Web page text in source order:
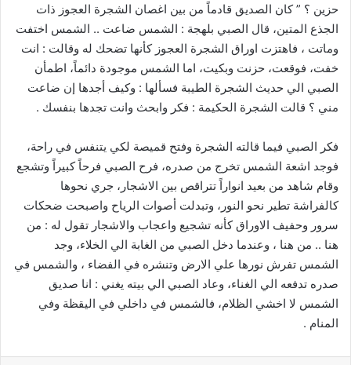
حزين ؟ ” كان الصديق قادماً من بين اغصان الشجرة العجوز ذات
الجذع المتين، قال الصبي بلهجة : الشمس ضاعت .. الشمس اختفت
وماتت ، فاهتزت اوراق الشجرة العجوز كأنها تضحك له وقالت : انت
خفت، فوقعت، حزنت وبكيت، اما الشمس موجودة دائماً، اطمأن
الصبي الي حديث الشجرة الطيبة فسألها : وكيف أجدها إن ضاعت
مني ؟ قالت الشجرة الحكيمة : فكر وابحث وانت تجدها بنفسك .
فكر الصبي فيما قالته الشجرة وفتح قميصة لكي يتنفس في راحة،
فوجد اشعة الشمس تخرج من صدره، فرح الصبي فرحاً كبيراً وتشجع
وقام شاهد من بعيد انواراً تتراقص بين الاشجار، جري نحوها
كالفراشة تطير نحو النور، وتبدلت أصوات الرياح واصبحت ضحكات
سرور وحفيف الاوراق كأنه تشجيع واعجاب والاشجار تقول له : من
هنا .. من هنا ، وعندما دخل الصبي من الغابة الي الخلاء، وجد
الشمس تفرش نورها علي الارض وتنشره في الفضاء ، والشمس في
صدره تدفعه الي الغناء، وعاد الصبي الي بيته يغني : انا صديق
الشمس لا اخشي الظلام، فالشمس في داخلي في اليقظة وفي
المنام .